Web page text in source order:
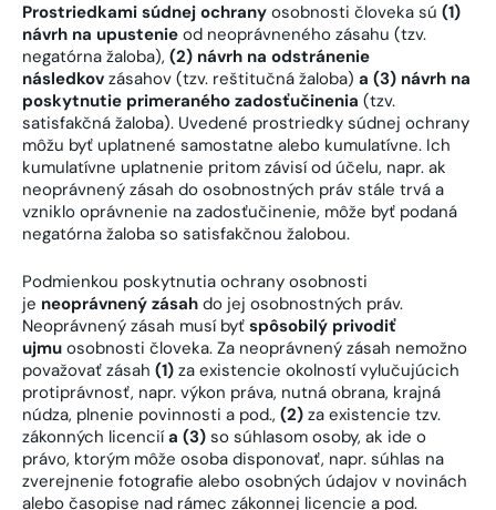
Prostriedkami súdnej ochrany osobnosti človeka sú (1)
návrh na upustenie od neoprávneného zásahu (tzv.
negatórna žaloba), (2) návrh na odstránenie
následkov zásahov (tzv. reštitučná žaloba) a (3) návrh na
poskytnutie primeraného zadosťučinenia (tzv.
satisfakčná žaloba). Uvedené prostriedky súdnej ochrany
môžu byť uplatnené samostatne alebo kumulatívne. Ich
kumulatívne uplatnenie pritom závisí od účelu, napr. ak
neoprávnený zásah do osobnostných práv stále trvá a
vzniklo oprávnenie na zadosťučinenie, môže byť podaná
negatórna žaloba so satisfakčnou žalobou.
Podmienkou poskytnutia ochrany osobnosti
je neoprávnený zásah do jej osobnostných práv.
Neoprávnený zásah musí byť spôsobilý privodiť
ujmu osobnosti človeka. Za neoprávnený zásah nemožno
považovať zásah (1) za existencie okolností vylučujúcich
protiprávnosť, napr. výkon práva, nutná obrana, krajná
núdza, plnenie povinnosti a pod., (2) za existencie tzv.
zákonných licenciía (3) so súhlasom osoby, ak ide o
právo, ktorým môže osoba disponovať, napr. súhlas na
zverejnenie fotografie alebo osobných údajov v novinách
alebo časopise nad rámec zákonnej licencie a pod.